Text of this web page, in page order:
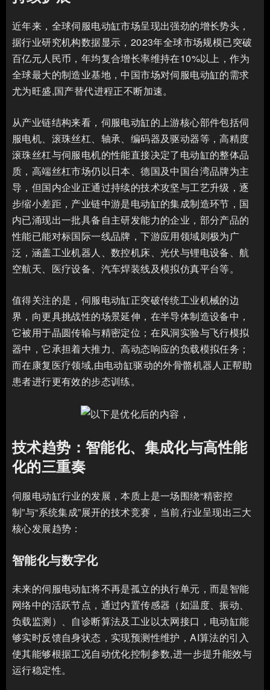
近年来，全球伺服电动缸市场呈现出强劲的增长势头，
据行业研究机构数据显示，2023年全球市场规模已突破
百亿元人民币，年均复合增长率维持在10%以上，作为
全球最大的制造业基地，中国市场对伺服电动缸的需求
尤为旺盛,国产替代进程正不断加速。
从产业链结构来看，伺服电动缸的上游核心部件包括伺
服电机、滚珠丝杠、轴承、编码器及驱动器等，高精度
滚珠丝杠与伺服电机的性能直接决定了电动缸的整体品
质，高端丝杠市场仍以日本、德国及中国台湾品牌为主
导，但国内企业正通过持续的技术攻坚与工艺升级，逐
步缩小差距，产业链中游是电动缸的集成制造环节，国
内已涌现出一批具备自主研发能力的企业，部分产品的
性能已能对标国际一线品牌，下游应用领域则极为广
泛，涵盖工业机器人、数控机床、光伏与锂电设备、航
空航天、医疗设备、汽车焊装线及模拟仿真平台等。
值得关注的是，伺服电动缸正突破传统工业机械的边
界，向更具挑战性的场景延伸，在半导体制造设备中，
它被用于晶圆传输与精密定位；在风洞实验与飞行模拟
器中，它承担着大推力、高动态响应的负载模拟任务；
而在康复医疗领域,由电动缸驱动的外骨骼机器人正帮助
患者进行更有效的步态训练。
技术趋势：智能化、集成化与高性能
化的三重奏
伺服电动缸行业的发展，本质上是一场围绕“精密控
制”与“系统集成”展开的技术竞赛，当前,行业呈现出三大
核心发展趋势：
智能化与数字化
未来的伺服电动缸将不再是孤立的执行单元，而是智能
网络中的活跃节点，通过内置传感器（如温度、振动、
负载监测）、自诊断算法及工业以太网接口，电动缸能
够实时反馈自身状态，实现预测性维护，AI算法的引入
使其能够根据工况自动优化控制参数,进一步提升能效与
运行稳定性。